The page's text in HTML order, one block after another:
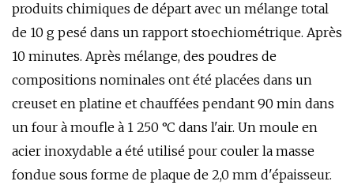
produits chimiques de départ avec un mélange total
de 10 g pesé dans un rapport stoechiométrique. Après
10 minutes. Après mélange, des poudres de
compositions nominales ont été placées dans un
creuset en platine et chauffées pendant 90 min dans
un four à moufle à 1 250 °C dans l'air. Un moule en
acier inoxydable a été utilisé pour couler la masse
fondue sous forme de plaque de 2,0 mm d'épaisseur.